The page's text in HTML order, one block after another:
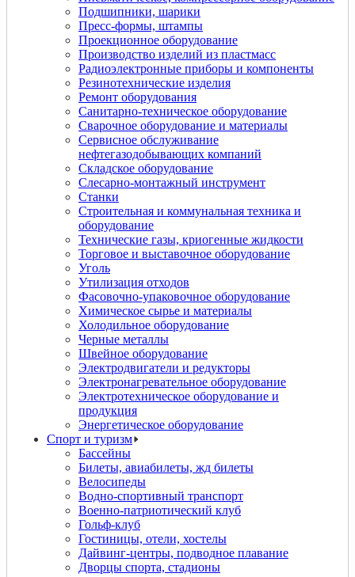
Подшипники, шарики
Пресс-формы, штампы
Проекционное оборудование
Производство изделий из пластмасс
Радиоэлектронные приборы и компоненты
Резинотехнические изделия
Ремонт оборудования
Санитарно-техническое оборудование
Сварочное оборудование и материалы
Сервисное обслуживание
нефтегазодобывающих компаний
Складское оборудование
Слесарно-монтажный инструмент
Станки
Строительная и коммунальная техника и
оборудование
Технические газы, криогенные жидкости
Торговое и выставочное оборудование
Уголь
Утилизация отходов
Фасовочно-упаковочное оборудование
Химическое сырье и материалы
Холодильное оборудование
Черные металлы
Швейное оборудование
Электродвигатели и редукторы
Электронагревательное оборудование
Электротехническое оборудование и
продукция
Энергетическое оборудование
Спорт и туризм
Бассейны
Билеты, авиабилеты, жд билеты
Велосипеды
Водно-спортивный транспорт
Военно-патриотический клуб
Гольф-клуб
Гостиницы, отели, хостелы
Дайвинг-центры, подводное плавание
Дворцы спорта, стадионы